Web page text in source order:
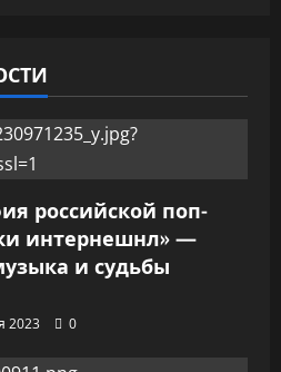
российской поп-
интернешнл» —
и судьбы
2023
0